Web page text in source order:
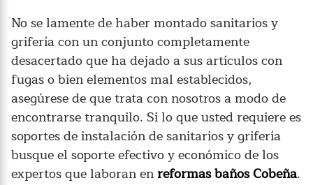
No se lamente de haber montado sanitarios y
grifería con un conjunto completamente
desacertado que ha dejado a sus artículos con
fugas o bien elementos mal establecidos,
asegúrese de que trata con nosotros a modo de
encontrarse tranquilo. Si lo que usted requiere es
soportes de instalación de sanitarios y grifería
busque el soporte efectivo y económico de los
expertos que laboran enreformas baños Cobeña.